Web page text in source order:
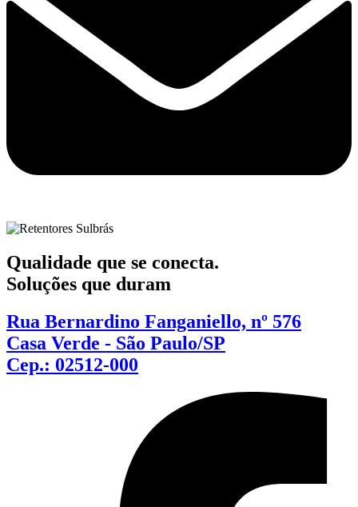
Qualidade que se conecta.
Soluções que duram
Rua Bernardino Fanganiello, nº 576
Casa Verde - São Paulo/SP
Cep.: 02512-000